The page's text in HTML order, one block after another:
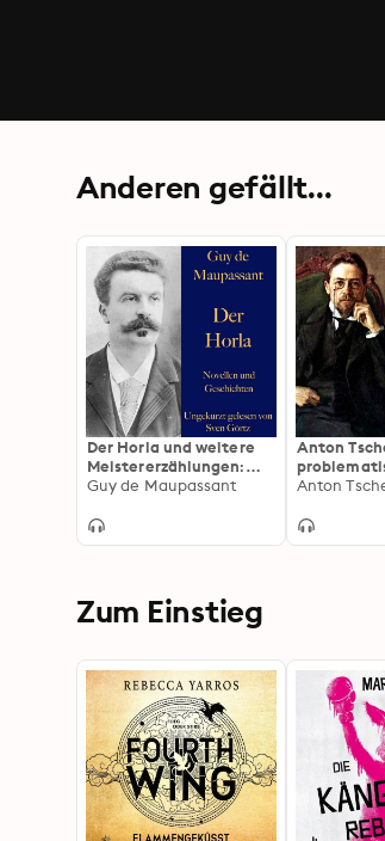
Anderen gefällt...
Der Horla und weitere
Meistererzählungen:
Novellen und
ungekürzt gelesen
Guy de Maupassant
Anton
und
Anton
Zum Einstieg